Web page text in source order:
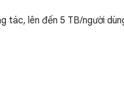
tác, lên đến 5 TB/người